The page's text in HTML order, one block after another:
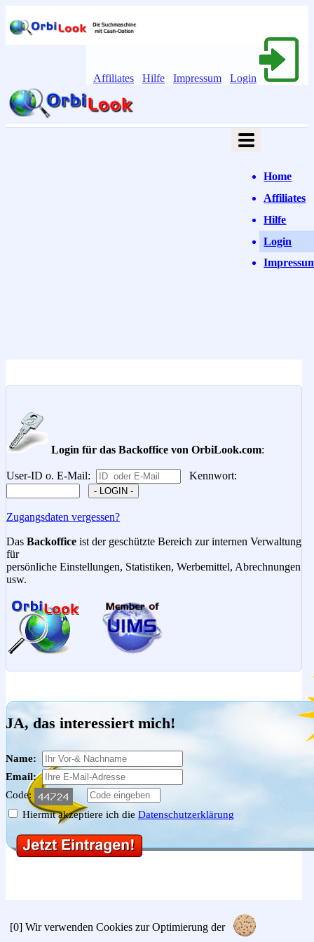
Affiliates Hilfe Impressum Login
Home
Affiliates
Hilfe
Login
Login für das Backoffice von OrbiLook.com:
User-ID o. E-Mail: Kennwort:
Zugangsdaten vergessen?
Das Backoffice ist der geschützte Bereich zur internen Verwaltung
für
persönliche Einstellungen, Statistiken, Werbemittel, Abrechnungen
usw.
JA, das interessiert mich!
Name:
Email:
Code:
Hiermit akzeptiere ich die Datenschutzerklärung
[0] Wir verwenden Cookies zur Optimierung der